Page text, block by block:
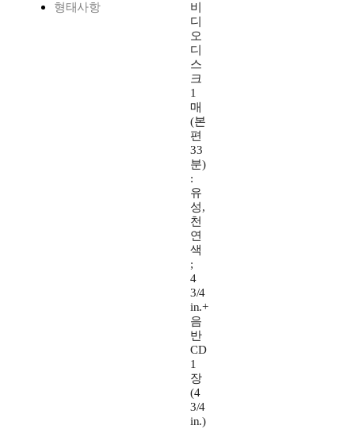
형태사항
비
디
오
디
스
크
1
매
(본
편
33
분)
:
유
성,
천
연
색
;
4
3/4
in.+
음
반
CD
1
장
(4
3/4
in.)